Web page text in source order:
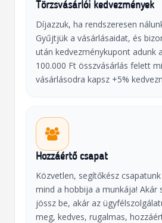
Törzsvásárlói kedvezmények
Díjazzuk, ha rendszeresen
Gyűjtjük a vásárlásaidat, és
után kedvezménykupont adunk
100.000 Ft összvásárlás felett
vásárlásodra kapsz +5%
Hozzáértő csapat
Közvetlen, segítőkész
mind a hobbija a munkája! Akár
jössz be, akár az
meg, kedves, rugalmas,